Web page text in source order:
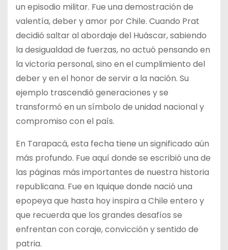
un episodio militar. Fue una demostración de
valentía, deber y amor por Chile. Cuando Prat
decidió saltar al abordaje del Huáscar, sabiendo
la desigualdad de fuerzas, no actuó pensando en
la victoria personal, sino en el cumplimiento del
deber y en el honor de servir a la nación. Su
ejemplo trascendió generaciones y se
transformó en un símbolo de unidad nacional y
compromiso con el país.
En Tarapacá, esta fecha tiene un significado aún
más profundo. Fue aquí donde se escribió una de
las páginas más importantes de nuestra historia
republicana. Fue en Iquique donde nació una
epopeya que hasta hoy inspira a Chile entero y
que recuerda que los grandes desafíos se
enfrentan con coraje, convicción y sentido de
patria.